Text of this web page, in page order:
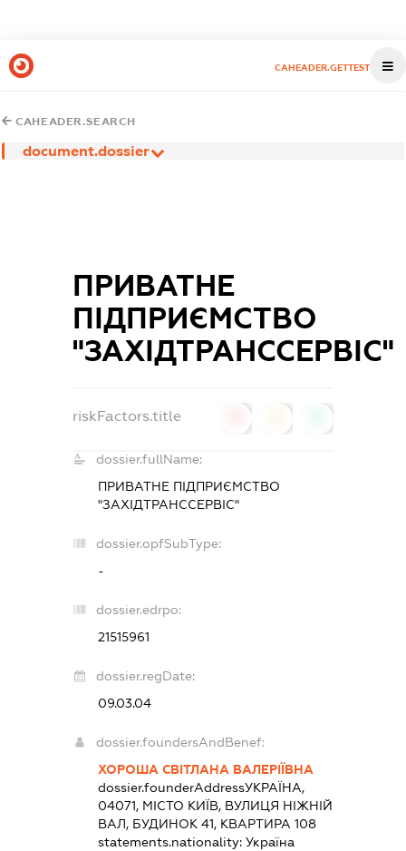
CAHEADER.GETTEST
CAHEADER.SEARCH
document.dossier
ПРИВАТНЕ
ПІДПРИЄМСТВО
"ЗАХІДТРАНССЕРВІС"
riskFactors.title
dossier.fullName:
ПРИВАТНЕ ПІДПРИЄМСТВО
"ЗАХІДТРАНССЕРВІС"
dossier.opfSubType:
-
dossier.edrpo:
21515961
dossier.regDate:
09.03.04
dossier.foundersAndBenef:
ХОРОША СВІТЛАНА ВАЛЕРІЇВНА
dossier.founderAddressУКРАЇНА,
04071, МІСТО КИЇВ, ВУЛИЦЯ НІЖНІЙ
ВАЛ, БУДИНОК 41, КВАРТИРА 108
statements.nationality: Україна